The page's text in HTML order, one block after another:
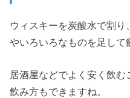
ウィスキーを炭酸水で割
やいろいろなものを足して
居酒屋などでよく安く飲
飲み方もできますね。